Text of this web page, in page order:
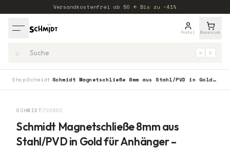
Versandkostenfrei ab 50 € Bis zu −41%
Portal Warenkorb
⌕ ⌘ K
Shop›Schmidt › Schmidt Magnetschließe 8mm aus Stahl/PVD in Gold für Anhänger – Vorsicht bei Herzschrittmachern!
SCHMIDT 723562
Schmidt Magnetschließe 8mm aus
Stahl/PVD in Gold für Anhänger –